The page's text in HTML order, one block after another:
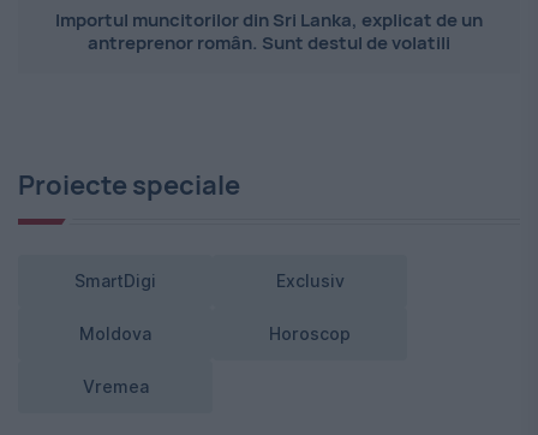
Importul muncitorilor din Sri Lanka, explicat de un
antreprenor român. Sunt destul de volatili
Proiecte speciale
SmartDigi Exclusiv
Moldova Horoscop
Vremea